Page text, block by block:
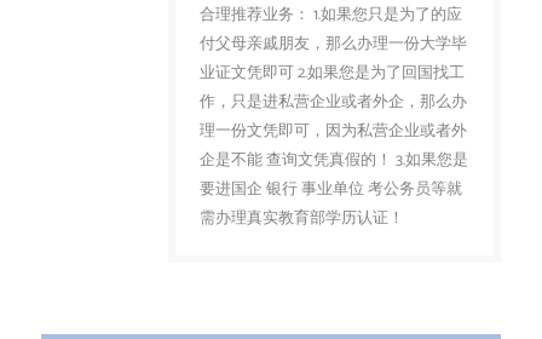
合理推荐业务： 1.如果您只是为了的应
付父母亲戚朋友，那么办理一份大学毕
业证文凭即可 2.如果您是为了回国找工
作，只是进私营企业或者外企，那么办
理一份文凭即可，因为私营企业或者外
企是不能 查询文凭真假的！ 3.如果您是
要进国企 银行 事业单位 考公务员等就
需办理真实教育部学历认证！